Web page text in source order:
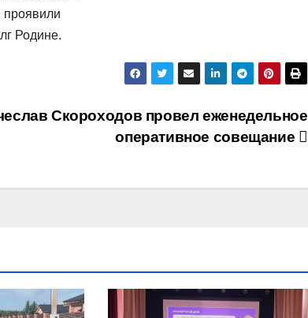
Родине.
Скороходов провел еженедельное
оперативное совещание